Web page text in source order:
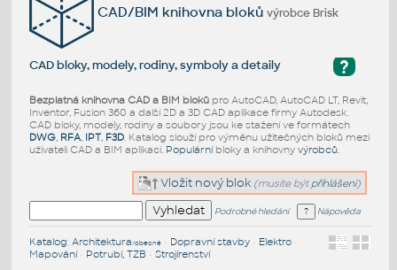
CAD/BIM knihovna blokůvýrobce Brisk
?
CAD bloky, modely, rodiny, symboly a detaily
Bezplatná knihovna CAD a BIM blokůpro AutoCAD, AutoCAD LT, Revit,
Inventor, Fusion 360 a další 2D a 3D CAD aplikace firmy Autodesk.
CAD bloky, modely, rodiny a soubory jsou ke stažení ve formátech
DWG, RFA, IPT, F3D. Katalog slouží pro výměnu užitečných bloků mezi
uživateli CAD a BIM aplikací. Populárníbloky a knihovny výrobců.
Vložit nový blok (musíte být přihlášeni)
Podrobné hledání Nápověda
Katalog: Architektura/obecné• Dopravní stavby• Elektro•
Mapování• Potrubí, TZB • Strojírenství